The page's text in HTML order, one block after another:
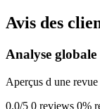
Avis des
Analyse globale
Aperçus d une
0.0/5 0 reviews 0%